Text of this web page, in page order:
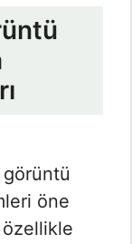
görüntü
öne
özellikle